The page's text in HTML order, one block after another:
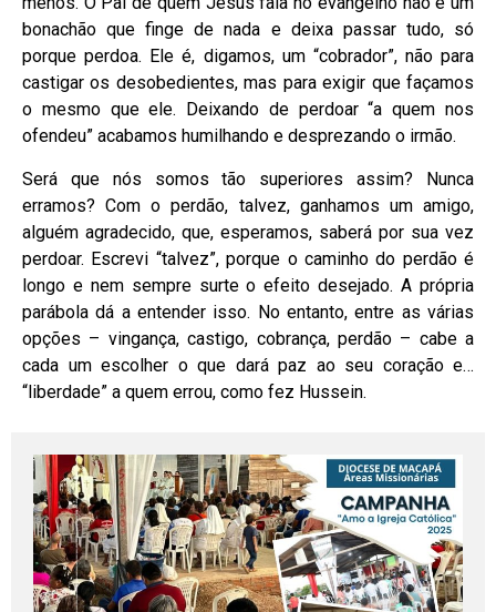
bonachão que finge de nada e deixa passar tudo, só
porque perdoa. Ele é, digamos, um “cobrador”, não para
castigar os desobedientes, mas para exigir que façamos
o mesmo que ele. Deixando de perdoar “a quem nos
ofendeu” acabamos humilhando e desprezando o irmão.
Será que nós somos tão superiores assim? Nunca
erramos? Com o perdão, talvez, ganhamos um amigo,
alguém agradecido, que, esperamos, saberá por sua vez
perdoar. Escrevi “talvez”, porque o caminho do perdão é
longo e nem sempre surte o efeito desejado. A própria
parábola dá a entender isso. No entanto, entre as várias
opções – vingança, castigo, cobrança, perdão – cabe a
cada um escolher o que dará paz ao seu coração e…
“liberdade” a quem errou, como fez Hussein.